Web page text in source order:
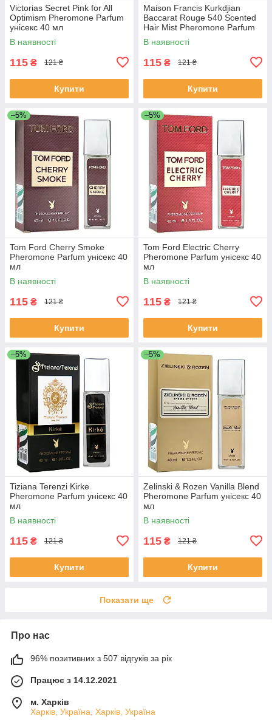
Victorias Secret Pink for All
Optimism Pheromone Parfum
унісекс 40 мл
В наявності
115 ₴ 121 ₴
Купити
Maison Francis Kurkdjian
Baccarat Rouge 540 Scented
Hair Mist Pheromone Parfum
унісекс 40 мл
В наявності
115 ₴ 121 ₴
Купити
–5%
Tom Ford Cherry Smoke
Pheromone Parfum унісекс 40
мл
В наявності
115 ₴ 121 ₴
Купити
–5%
Tom Ford Electric Cherry
Pheromone Parfum унісекс 40
мл
В наявності
115 ₴ 121 ₴
Купити
–5%
Tiziana Terenzi Kirke
Pheromone Parfum унісекс 40
мл
В наявності
115 ₴ 121 ₴
Купити
–5%
Zelinski & Rozen Vanilla Blend
Pheromone Parfum унісекс 40
мл
В наявності
115 ₴ 121 ₴
Купити
Показати ще
Про нас
96% позитивних з 507 відгуків за рік
Працює з 14.12.2021
м. Харків
Харків, Україна, Харків, Україна